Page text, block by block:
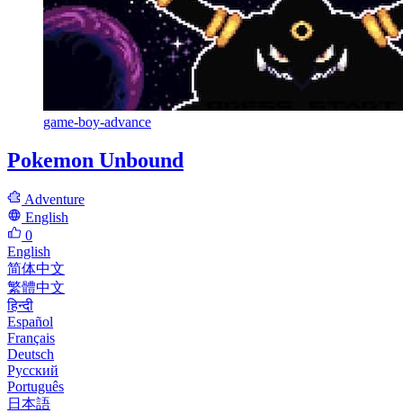
game-boy-advance
Pokemon Unbound
Adventure
English
0
English
简体中文
繁體中文
हिन्दी
Español
Français
Deutsch
Русский
Português
日本語